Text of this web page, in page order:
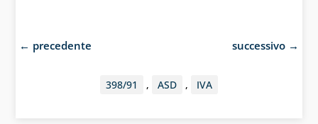
← precedente successivo →
398/91 , ASD , IVA